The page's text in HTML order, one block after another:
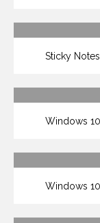
Sticky
Windows
Windows